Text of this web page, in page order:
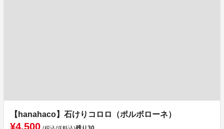
【hanahaco】石けりコロロ（ポルボローネ）
¥4,500